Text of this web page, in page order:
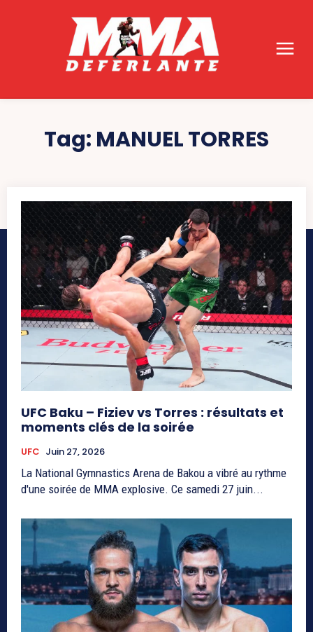
Tag: MANUEL TORRES
UFC Baku – Fiziev vs Torres : résultats et
moments clés de la soirée
UFC Juin 27, 2026
La National Gymnastics Arena de Bakou a vibré au rythme
d'une soirée de MMA explosive. Ce samedi 27 juin...